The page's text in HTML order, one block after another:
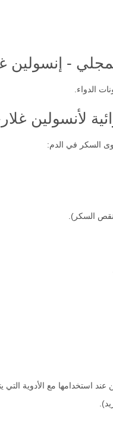
100 وحدة/مل - 5 أقلام
الدواء.
لأنسولين
السكر في الدم:
السكر).
عند استخدامها مع الأدوية